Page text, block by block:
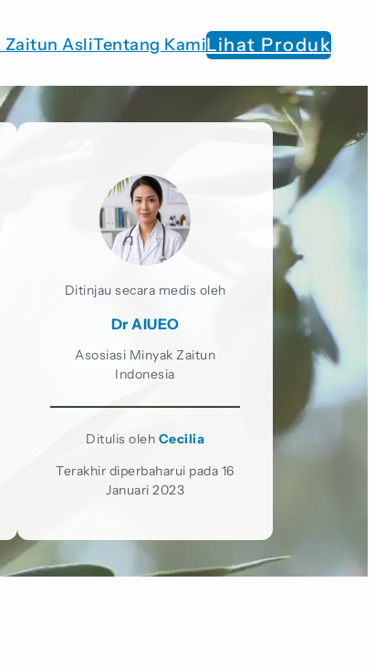
Zaitun AsliTentang KamiLihat Produk
Ditinjau secara medis oleh
Dr AIUEO
Asosiasi Minyak Zaitun
Indonesia
Ditulis oleh Cecilia
Terakhir diperbaharui pada 16
Januari 2023